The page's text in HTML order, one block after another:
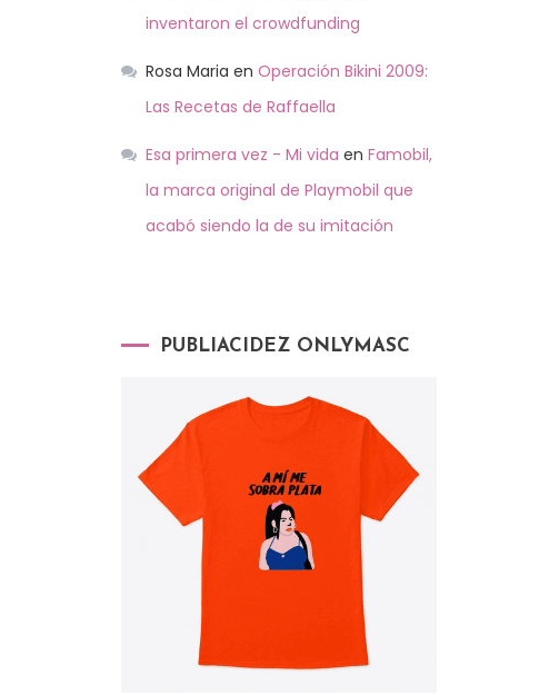
inventaron el crowdfunding
Rosa Maria en Operación Bikini 2009:
Las Recetas de Raffaella
Esa primera vez - Mi vida en Famobil,
la marca original de Playmobil que
acabó siendo la de su imitación
PUBLIACIDEZ ONLYMASC